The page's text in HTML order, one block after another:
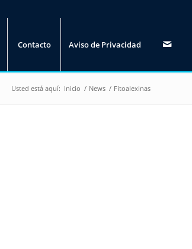
Contacto Aviso de Privacidad
Usted está aquí: Inicio / News / Fitoalexinas